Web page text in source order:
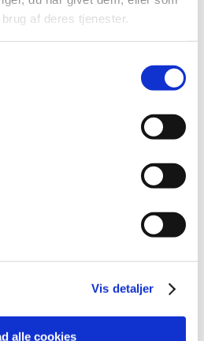
af deres tjenester.
Vis detaljer
alle cookies